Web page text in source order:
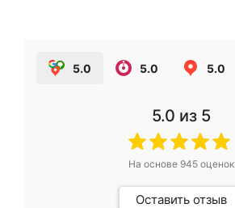
5.0 5.0 5.0
5.0 из 5
На основе 945оценок
Оставить отзыв